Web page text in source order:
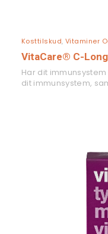
Kosttilskud, Vitaminer
VitaCare® C-Long
Har dit
dit immunsystem,